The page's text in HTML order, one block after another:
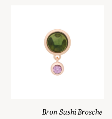
Bron Sushi Brosche